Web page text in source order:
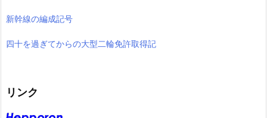
新幹線の編成記号
四十を過ぎてからの大型二輪免許取得記
リンク